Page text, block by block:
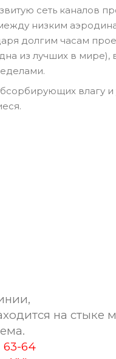
сеть каналов
низким
долгим часам
из лучших в мире),
влагу и
на стыке
63-64